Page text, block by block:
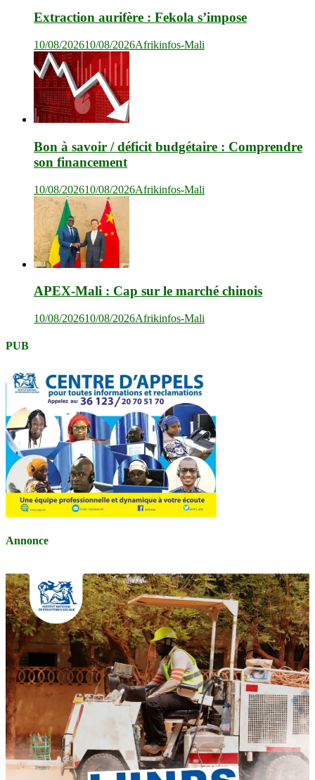
Extraction aurifère : Fekola s’impose
10/08/202610/08/2026Afrikinfos-Mali
Bon à savoir / déficit budgétaire : Comprendre
son financement
10/08/202610/08/2026Afrikinfos-Mali
APEX-Mali : Cap sur le marché chinois
10/08/202610/08/2026Afrikinfos-Mali
PUB
Annonce